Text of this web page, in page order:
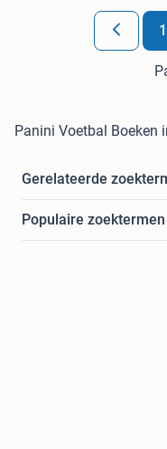
1
Panini Voetbal Boeken
Gerelateerde
Populaire zoektermen